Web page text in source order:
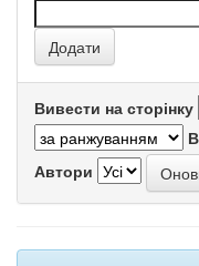
Вивести на сторінку
Автори